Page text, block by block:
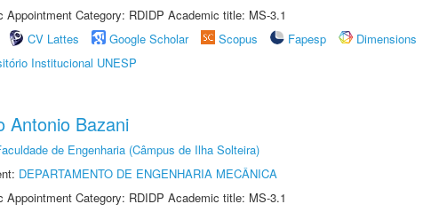
Appointment Category: RDIDP Academic title: MS-3.1
CV Lattes Google Scholar Scopus Fapesp
Dimensions
Institucional UNESP
Antonio Bazani
de Engenharia (Câmpus de Ilha Solteira)
DEPARTAMENTO DE ENGENHARIA MECÂNICA
Appointment Category: RDIDP Academic title: MS-3.1